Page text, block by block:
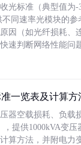
光标准（典型值为-
不同速率光模块的
因（如光纤损耗、
速判断网络性能问
一览表及计算方
器空载损耗、负载
，提供1000kVA变
算方法，并附电力